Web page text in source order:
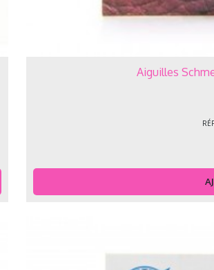
Aiguilles